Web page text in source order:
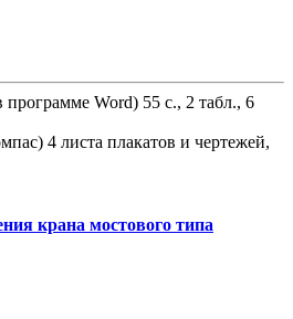
программе Word) 55 с., 2 табл., 6
4 листа плакатов и чертежей,
крана мостового типа